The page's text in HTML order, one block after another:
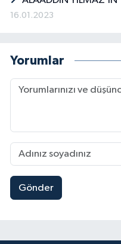
16.01.2023
Yorumlar
Gönder